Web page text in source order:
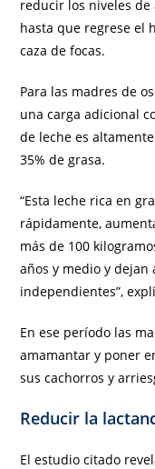
reducir los niveles
hasta que regrese el
caza de focas.
Para las madres de
una carga adicional
de leche es
35% de grasa.
“Esta leche rica en
rápidamente,
más de 100
años y medio y dejan
independientes”,
En ese período las
amamantar y poner
sus cachorros y
Reducir la
El estudio citado